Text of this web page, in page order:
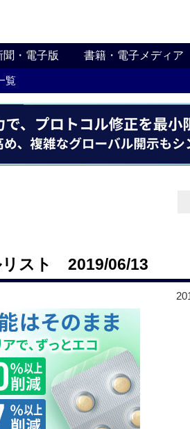
聞・電子版 書籍・電子メディア
覧
リスト 2019/06/13